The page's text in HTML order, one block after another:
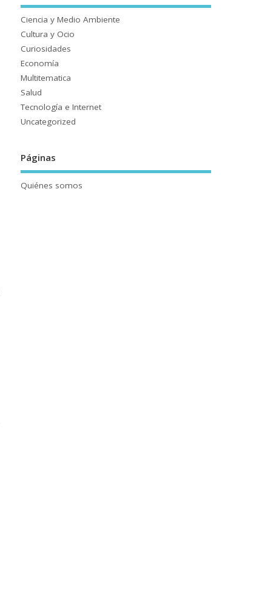
Ciencia y Medio Ambiente
Cultura y Ocio
Curiosidades
Economía
Multitematica
Salud
Tecnología e Internet
Uncategorized
Páginas
Quiénes somos